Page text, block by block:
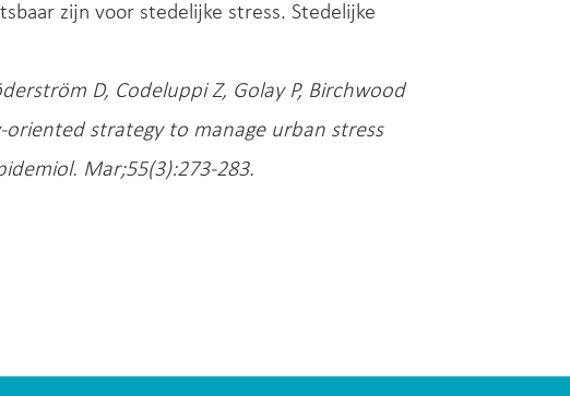
zijn voor stedelijke stress. Stedelijke
D, Codeluppi Z, Golay P, Birchwood
oriented strategy to manage urban stress
Mar;55(3):273-283.